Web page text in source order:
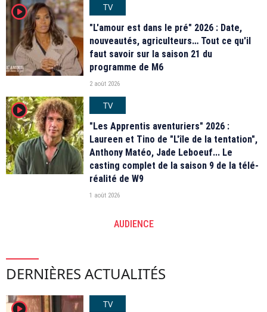
player2
TV
"L'amour est dans le pré" 2026 : Date,
nouveautés, agriculteurs… Tout ce qu'il
faut savoir sur la saison 21 du
programme de M6
2 août 2026
player2
TV
"Les Apprentis aventuriers" 2026 :
Laureen et Tino de "L'île de la tentation",
Anthony Matéo, Jade Leboeuf... Le
casting complet de la saison 9 de la télé-
réalité de W9
1 août 2026
AUDIENCE
DERNIÈRES ACTUALITÉS
TV